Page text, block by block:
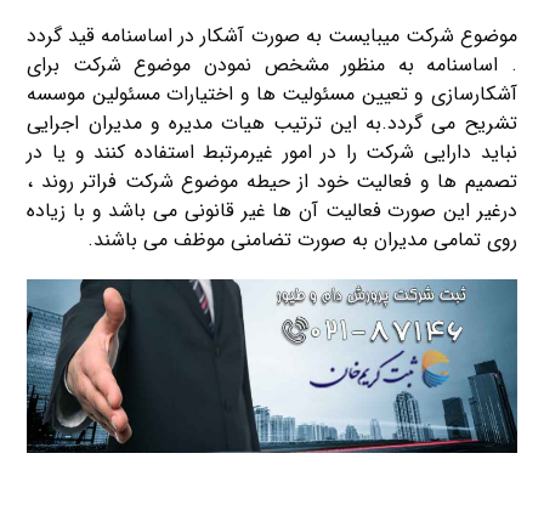
موضوع شرکت میبایست به صورت آشکار در اساسنامه قید گردد
. اساسنامه به منظور مشخص نمودن موضوع شرکت برای
آشکارسازی و تعیین مسئولیت ها و اختیارات مسئولین موسسه
تشریح می گردد.به این ترتیب هیات مدیره و مدیران اجرایی
نباید دارایی شرکت را در امور غیرمرتبط استفاده کنند و یا در
تصمیم ها و فعالیت خود از حیطه موضوع شرکت فراتر روند ،
درغیر این صورت فعالیت آن ها غیر قانونی می باشد و با زیاده
روی تمامی مدیران به صورت تضامنی موظف می باشند.